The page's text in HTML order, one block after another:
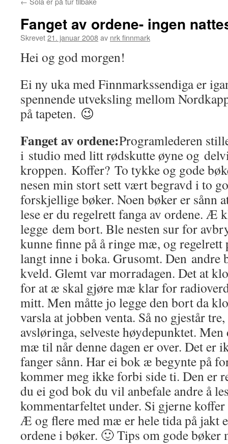
Fanget av ordene- ingen
Skrevet21. januar 2008av nrk finnmark
Hei og god morgen!
Ei ny uka med Finnmarkssendiga er
spennende utveksling mellom
på tapeten. 😉
Fanget av ordene:Programlederen
i studio med litt rødskutte øyne og
kroppen. Koffer? To tykke og gode
nesen min stort sett vært begravd i to
forskjellige bøker. Noen bøker er sånn
lese er du regelrett fanga av ordene. Æ
legge dem bort. Ble nesten sur for
kunne finne på å ringe mæ, og
langt inne i boka. Grusomt. Den andre
kveld. Glemt var morradagen. Det at
for at æ skal gjøre mæ klar for
mitt. Men måtte jo legge den bort da
varsla at jobben venta. Så no gjestår
avsløringa, selveste høydepunktet.
mæ til når denne dagen er over. Det er
fanger sånn. Har ei bok æ begynte på
kommer meg ikke forbi side ti. Den er
du ei god bok du vil anbefale andre å
kommentarfeltet under. Si gjerne
Æ og flere med mæ er hele tida på jakt
ordene i bøker. 🙂 Tips om gode bøker